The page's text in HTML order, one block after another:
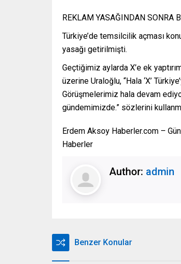
REKLAM YASAĞINDAN SONRA
Türkiye’de temsilcilik açması
yasağı getirilmişti.
Geçtiğimiz aylarda X’e ek
üzerine Uraloğlu, “Hala ‘X’
Görüşmelerimiz hala devam
gündemimizde.” sözlerini
Erdem Aksoy Haberler.com –
Haberler
Author: admin
Benzer Konular